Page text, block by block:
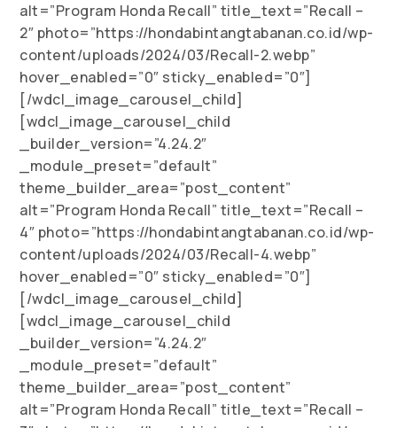
alt=”Program Honda Recall” title_text=”Recall –
2″ photo=”https://hondabintangtabanan.co.id/wp-
content/uploads/2024/03/Recall-2.webp”
hover_enabled=”0″ sticky_enabled=”0″]
[/wdcl_image_carousel_child]
[wdcl_image_carousel_child
_builder_version=”4.24.2″
_module_preset=”default”
theme_builder_area=”post_content”
alt=”Program Honda Recall” title_text=”Recall –
4″ photo=”https://hondabintangtabanan.co.id/wp-
content/uploads/2024/03/Recall-4.webp”
hover_enabled=”0″ sticky_enabled=”0″]
[/wdcl_image_carousel_child]
[wdcl_image_carousel_child
_builder_version=”4.24.2″
_module_preset=”default”
theme_builder_area=”post_content”
alt=”Program Honda Recall” title_text=”Recall –